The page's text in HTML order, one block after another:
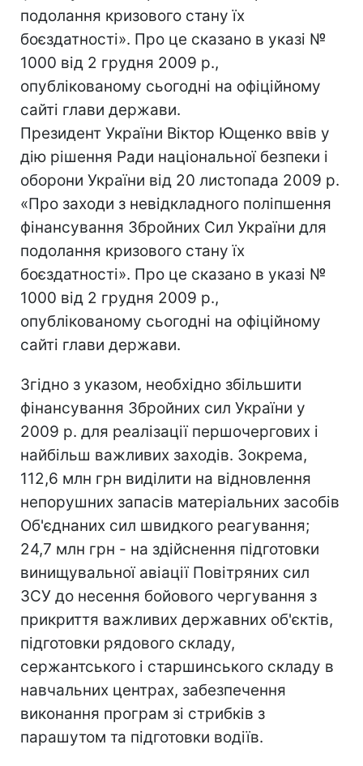
подолання кризового стану їх
боєздатності». Про це сказано в указі №
1000 від 2 грудня 2009 р.,
опублікованому сьогодні на офіційному
сайті глави держави.
Президент України Віктор Ющенко ввів у
дію рішення Ради національної безпеки і
оборони України від 20 листопада 2009 р.
«Про заходи з невідкладного поліпшення
фінансування Збройних Сил України для
подолання кризового стану їх
боєздатності». Про це сказано в указі №
1000 від 2 грудня 2009 р.,
опублікованому сьогодні на офіційному
сайті глави держави.
Згідно з указом, необхідно збільшити
фінансування Збройних сил України у
2009 р. для реалізації першочергових і
найбільш важливих заходів. Зокрема,
112,6 млн грн виділити на відновлення
непорушних запасів матеріальних засобів
Об'єднаних сил швидкого реагування;
24,7 млн грн - на здійснення підготовки
винищувальної авіації Повітряних сил
ЗСУ до несення бойового чергування з
прикриття важливих державних об'єктів,
підготовки рядового складу,
сержантського і старшинського складу в
навчальних центрах, забезпечення
виконання програм зі стрибків з
парашутом та підготовки водіїв.